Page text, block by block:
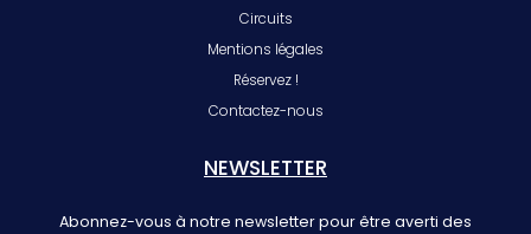
Circuits
Mentions légales
Réservez !
Contactez-nous
NEWSLETTER
Abonnez-vous à notre newsletter pour être averti des